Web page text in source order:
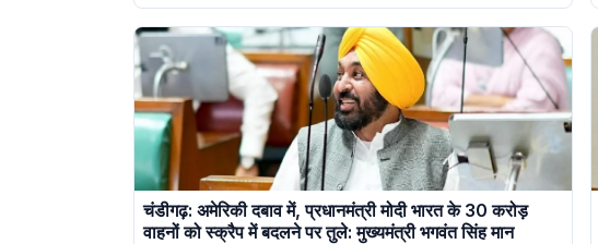
चंडीगढ़: अमेरिकी दबाव में, प्रधानमंत्री मोदी भारत के 30 करोड़
वाहनों को स्क्रैप में बदलने पर तुले: मुख्यमंत्री भगवंत सिंह मान